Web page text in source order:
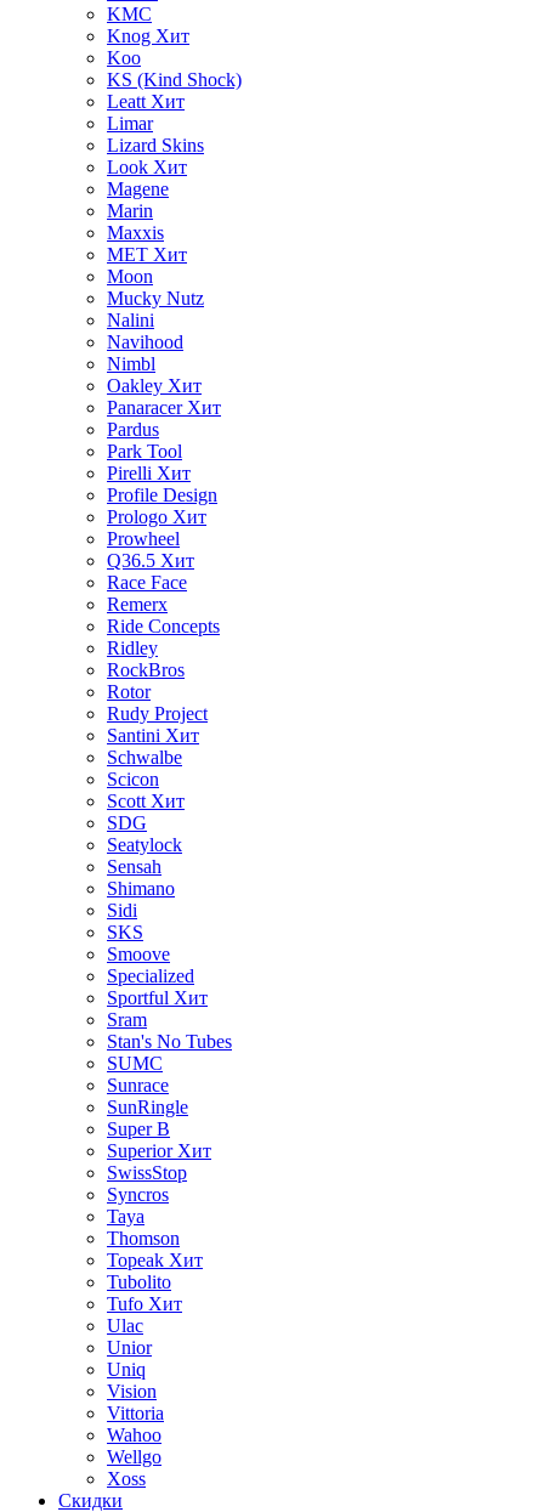
KMC
Knog Хит
Koo
KS (Kind Shock)
Leatt Хит
Limar
Lizard Skins
Look Хит
Magene
Marin
Maxxis
MET Хит
Moon
Mucky Nutz
Nalini
Navihood
Nimbl
Oakley Хит
Panaracer Хит
Pardus
Park Tool
Pirelli Хит
Profile Design
Prologo Хит
Prowheel
Q36.5 Хит
Race Face
Remerx
Ride Concepts
Ridley
RockBros
Rotor
Rudy Project
Santini Хит
Schwalbe
Scicon
Scott Хит
SDG
Seatylock
Sensah
Shimano
Sidi
SKS
Smoove
Specialized
Sportful Хит
Sram
Stan's No Tubes
SUMC
Sunrace
SunRingle
Super B
Superior Хит
SwissStop
Syncros
Taya
Thomson
Topeak Хит
Tubolito
Tufo Хит
Ulac
Unior
Uniq
Vision
Vittoria
Wahoo
Wellgo
Xoss
Скидки